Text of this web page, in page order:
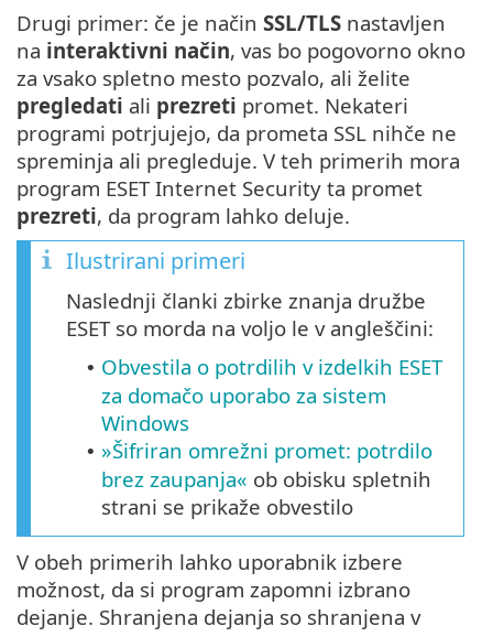
Drugi primer: če je način SSL/TLS nastavljen
na interaktivni način, vas bo pogovorno okno
za vsako spletno mesto pozvalo, ali želite
pregledati ali prezreti promet. Nekateri
programi potrjujejo, da prometa SSL nihče ne
spreminja ali pregleduje. V teh primerih mora
program ESET Internet Security ta promet
prezreti, da program lahko deluje.
Ilustrirani primeri
Naslednji članki zbirke znanja družbe
ESET so morda na voljo le v angleščini:
• Obvestila o potrdilih v izdelkih ESET
za domačo uporabo za sistem
Windows
• »Šifriran omrežni promet: potrdilo
brez zaupanja« ob obisku spletnih
strani se prikaže obvestilo
V obeh primerih lahko uporabnik izbere
možnost, da si program zapomni izbrano
dejanje. Shranjena dejanja so shranjena v